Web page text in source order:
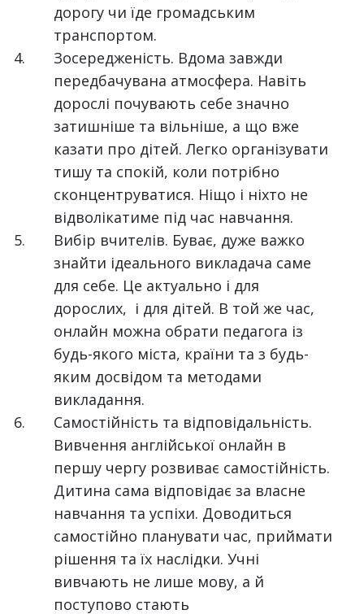
дорогу чи їде громадським
транспортом.
Зосередженість. Вдома завжди
передбачувана атмосфера. Навіть
дорослі почувають себе значно
затишніше та вільніше, а що вже
казати про дітей. Легко організувати
тишу та спокій, коли потрібно
сконцентруватися. Ніщо і ніхто не
відволікатиме під час навчання.
Вибір вчителів. Буває, дуже важко
знайти ідеального викладача саме
для себе. Це актуально і для
дорослих, і для дітей. В той же час,
онлайн можна обрати педагога із
будь-якого міста, країни та з будь-
яким досвідом та методами
викладання.
Самостійність та відповідальність.
Вивчення англійської онлайн в
першу чергу розвиває самостійність.
Дитина сама відповідає за власне
навчання та успіхи. Доводиться
самостійно планувати час, приймати
рішення та їх наслідки. Учні
вивчають не лише мову, а й
поступово стають